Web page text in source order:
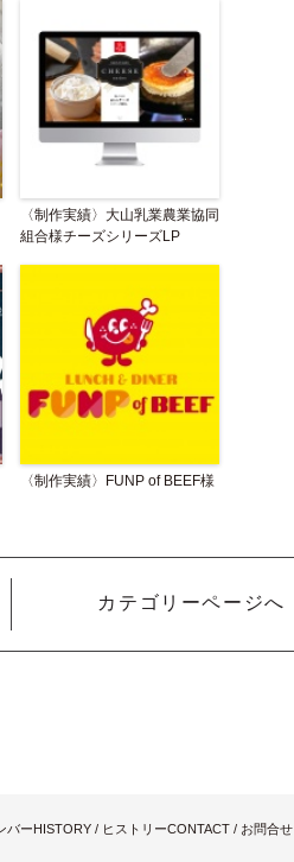
〈制作実績〉大山乳業農業協同
組合様チーズシリーズLP
〈制作実績〉FUNP of BEEF様
カテゴリーページへ
バーHISTORY / ヒストリーCONTACT / お問合せ